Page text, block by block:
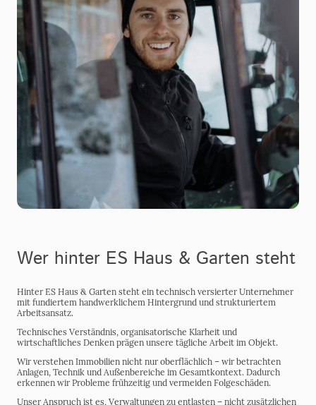
Wer hinter ES Haus & Garten steht
Hinter ES Haus & Garten steht ein technisch versierter Unternehmer
mit fundiertem handwerklichem Hintergrund und strukturiertem
Arbeitsansatz.
Technisches Verständnis, organisatorische Klarheit und
wirtschaftliches Denken prägen unsere tägliche Arbeit im Objekt.
Wir verstehen Immobilien nicht nur oberflächlich – wir betrachten
Anlagen, Technik und Außenbereiche im Gesamtkontext. Dadurch
erkennen wir Probleme frühzeitig und vermeiden Folgeschäden.
Unser Anspruch ist es, Verwaltungen zu entlasten – nicht zusätzlichen